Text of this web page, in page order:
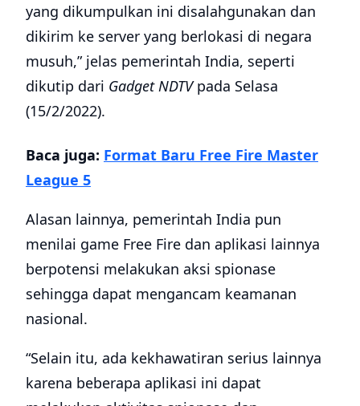
yang dikumpulkan ini disalahgunakan dan
dikirim ke server yang berlokasi di negara
musuh,” jelas pemerintah India, seperti
dikutip dari Gadget NDTVpada Selasa
(15/2/2022).
Baca juga: Format Baru Free Fire Master
League 5
Alasan lainnya, pemerintah India pun
menilai game Free Fire dan aplikasi lainnya
berpotensi melakukan aksi spionase
sehingga dapat mengancam keamanan
nasional.
“Selain itu, ada kekhawatiran serius lainnya
karena beberapa aplikasi ini dapat